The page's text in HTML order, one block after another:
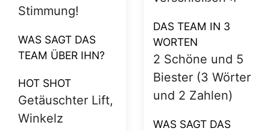
Sportlerinnen &
WAS SAGT DAS
HOT SHOT
Reverse Drop
reichen würden
BESCHREIBE DAS
TEAM IN DREI
WORTEN
Geile Typen &
Mädels